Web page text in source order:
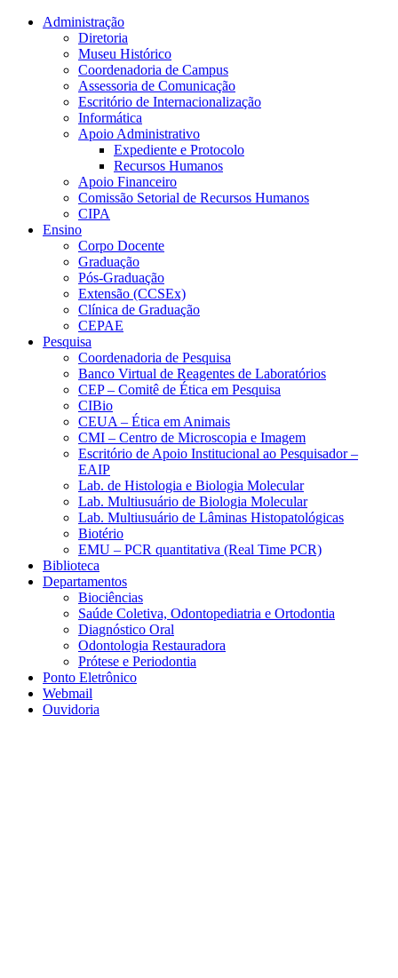
Conteúdo principal Menu principal
Administração
Diretoria
Museu Histórico
Coordenadoria de Campus
Assessoria de Comunicação
Escritório de Internacionalização
Informática
Apoio Administrativo
Expediente e Protocolo
Recursos Humanos
Apoio Financeiro
Comissão Setorial de Recursos Humanos
CIPA
Ensino
Corpo Docente
Graduação
Pós-Graduação
Extensão (CCSEx)
Clínica de Graduação
CEPAE
Pesquisa
Coordenadoria de Pesquisa
Banco Virtual de Reagentes de Laboratórios
CEP – Comitê de Ética em Pesquisa
CIBio
CEUA – Ética em Animais
CMI – Centro de Microscopia e Imagem
Escritório de Apoio Institucional ao Pesquisador –
EAIP
Lab. de Histologia e Biologia Molecular
Lab. Multiusuário de Biologia Molecular
Lab. Multiusuário de Lâminas Histopatológicas
Biotério
EMU – PCR quantitativa (Real Time PCR)
Biblioteca
Departamentos
Biociências
Saúde Coletiva, Odontopediatria e Ortodontia
Diagnóstico Oral
Odontologia Restauradora
Prótese e Periodontia
Ponto Eletrônico
Webmail
Ouvidoria